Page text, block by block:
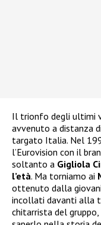
Il trionfo degli ultimi
avvenuto a distanza
targato Italia. Nel
l’Eurovision con il
soltanto a Gigliola
l’età. Ma torniamo ai
ottenuto dalla
incollati davanti alla
chitarrista del gruppo,